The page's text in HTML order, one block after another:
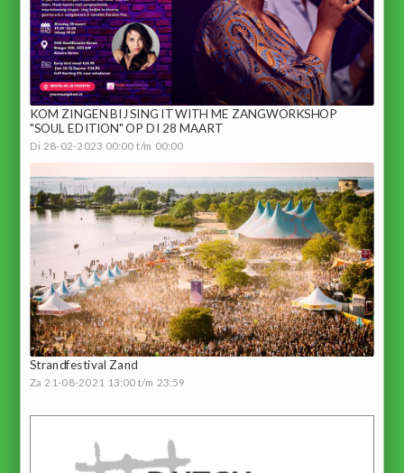
KOM ZINGEN BIJ SING IT WITH ME ZANGWORKSHOP
"SOUL EDITION" OP DI 28 MAART
Di 28-02-2023 00:00 t/m 00:00
Strandfestival Zand
Za 21-08-2021 13:00 t/m 23:59